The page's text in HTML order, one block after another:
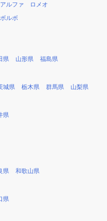
アルファ ロメオ
ボルボ
県 山形県 福島県
城県 栃木県 群馬県 山梨県
県
県 和歌山県
県